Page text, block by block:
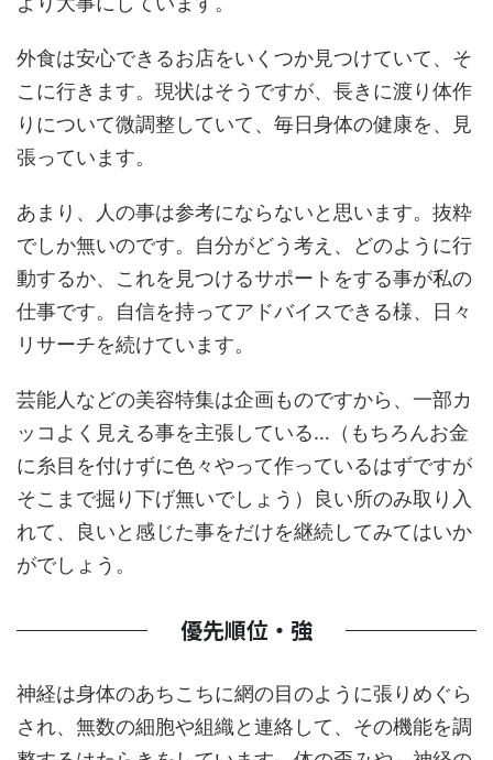
外食は安心できるお店をいくつか見つけていて、そ
こに行きます。現状はそうですが、長きに渡り体作
りについて微調整していて、毎日身体の健康を、見
張っています。
あまり、人の事は参考にならないと思います。抜粋
でしか無いのです。自分がどう考え、どのように行
動するか、これを見つけるサポートをする事が私の
仕事です。自信を持ってアドバイスできる様、日々
リサーチを続けています。
芸能人などの美容特集は企画ものですから、一部カ
ッコよく見える事を主張している…（もちろんお金
に糸目を付けずに色々やって作っているはずですが
そこまで掘り下げ無いでしょう）良い所のみ取り入
れて、良いと感じた事をだけを継続してみてはいか
がでしょう。
優先順位・強
神経は身体のあちこちに網の目のように張りめぐら
され、無数の細胞や組織と連絡して、その機能を調